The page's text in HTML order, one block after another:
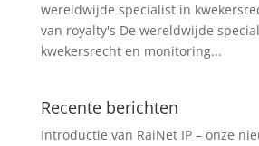
wereldwijde specialist in
van royalty's De wereldwijde
kwekersrecht en monitoring...
Recente berichten
Introductie van RaiNet IP – onze